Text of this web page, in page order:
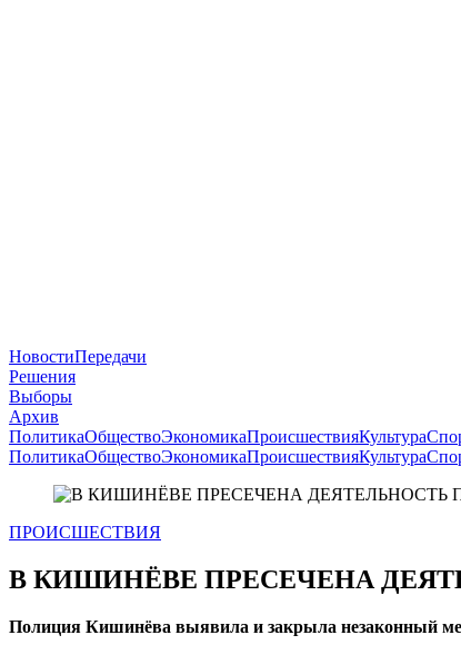
НовостиПередачи
Решения
Выборы
Архив
ПолитикаОбществоЭкономикаПроисшествияКультура
ПолитикаОбществоЭкономикаПроисшествияКультура
ПРОИСШЕСТВИЯ
В КИШИНЁВЕ ПРЕСЕЧЕНА
Полиция Кишинёва выявила и закрыла незаконный